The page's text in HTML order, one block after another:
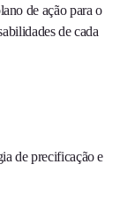
de ação para o
de cada
de precificação e